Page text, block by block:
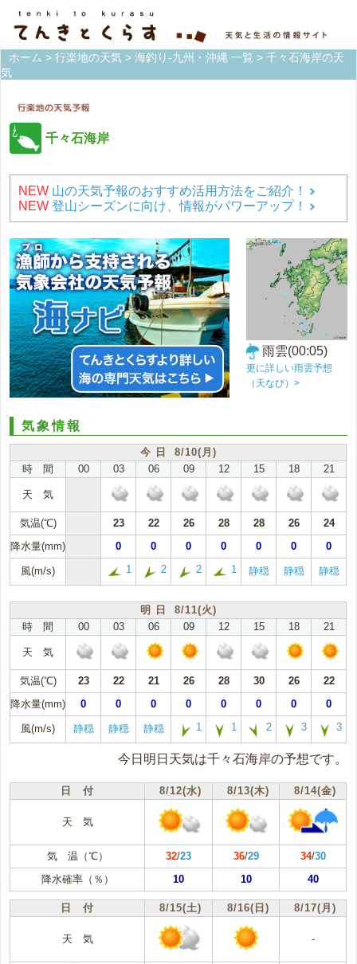
ホーム > 行楽地の天気 > 海釣り-九州・沖縄 一覧 > 千々石海岸の天
気
千々石海岸
NEW 山の天気予報のおすすめ活用方法をご紹介！
NEW 登山シーズンに向け、情報がパワーアップ！
雨雲(00:05)
更に詳しい雨雲予想
（天なび）>
気象情報
今 日 8/10(月)
時 間
00 03 06 09 12 15 18 21
天 気
気温(℃) 23 22 26 28 28 26
24
降水量(mm)
0 0 0 0 0 0 0
風(m/s) 1 2 2 1 静穏 静穏 静穏
明 日 8/11(火)
時 間
00 03 06 09 12 15 18 21
天 気
気温(℃) 23 22 21 26 28 30 26
22
降水量(mm)
0 0 0 0 0 0 0 0
風(m/s) 静穏 静穏 静穏 1 1 2 3 3
今日明日天気は千々石海岸の予想です。
日 付 8/12(水) 8/13(木) 8/14(金)
天 気
気 温（℃） 32/23 36/29 34/30
降水確率（％）
10 10 40
日 付 8/15(土) 8/16(日) 8/17(月)
天 気 -